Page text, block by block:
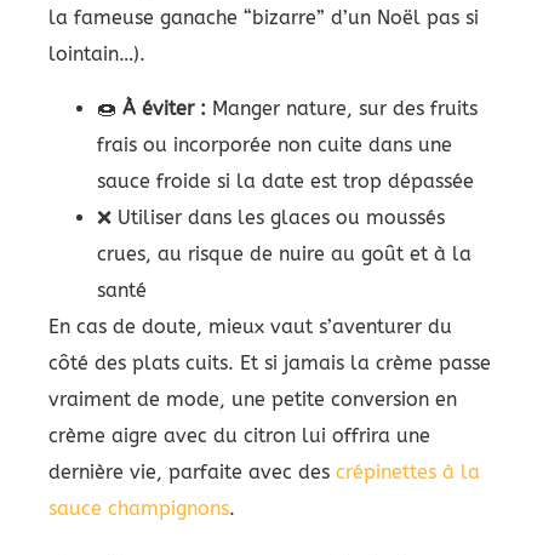
la fameuse ganache “bizarre” d’un Noël pas si
lointain…).
🍩 À éviter : Manger nature, sur des fruits
frais ou incorporée non cuite dans une
sauce froide si la date est trop dépassée
❌ Utiliser dans les glaces ou moussés
crues, au risque de nuire au goût et à la
santé
En cas de doute, mieux vaut s’aventurer du
côté des plats cuits. Et si jamais la crème passe
vraiment de mode, une petite conversion en
crème aigre avec du citron lui offrira une
dernière vie, parfaite avec des crépinettes à la
sauce champignons.